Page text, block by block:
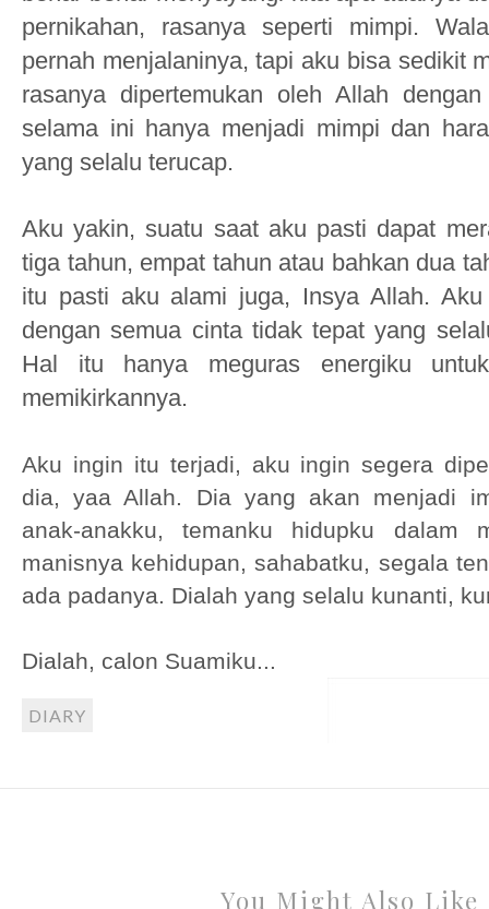
pernikahan, rasanya seperti mimpi.
pernah menjalaninya, tapi aku bisa sedikit
rasanya dipertemukan oleh Allah
selama ini hanya menjadi mimpi dan
yang selalu terucap.
Aku yakin, suatu saat aku pasti dapat
tiga tahun, empat tahun atau bahkan dua
itu pasti aku alami juga, Insya Allah.
dengan semua cinta tidak tepat yang
Hal itu hanya meguras energiku
memikirkannya.
Aku ingin itu terjadi, aku ingin segera
dia, yaa Allah. Dia yang akan menjadi
anak-anakku, temanku hidupku dalam
manisnya kehidupan, sahabatku, segala
ada padanya. Dialah yang selalu kunanti,
Dialah, calon Suamiku...
DIARY
You Might Also Like